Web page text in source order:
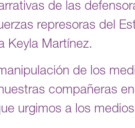
de las
represoras del
Keyla Martínez.
de los
compañeras
urgimos a los